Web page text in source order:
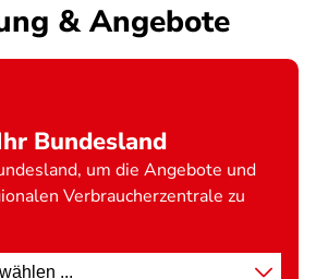
& Angebote
Bundesland
um die Angebote und
Verbraucherzentrale zu